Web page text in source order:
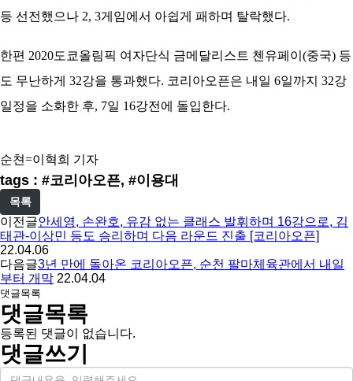
등 선전했으나 2, 3게임에서 아쉽게 패하며 탈락했다.
한편 2020도쿄올림픽 여자단식 금메달리스트 첸유페이(중국) 등
도 무난하게 32강을 통과했다. 코리아오픈은 내일 6일까지 32강
일정을 소화한 후, 7일 16강전에 돌입한다.
순쳔=이혁희 기자
tags : #코리아오픈, #이용대
목록
이전글안세영, 손완호, 유감 없는 클래스 발휘하며 16강으로, 김
태관-이상민 등도 승리하며 다음 라운드 진출 [코리아오픈]
22.04.06
다음글3년 만에 돌아온 코리아오픈, 순천 팔마체육관에서 내일
부터 개막 22.04.04
댓글목록
댓글목록
등록된 댓글이 없습니다.
댓글쓰기
내